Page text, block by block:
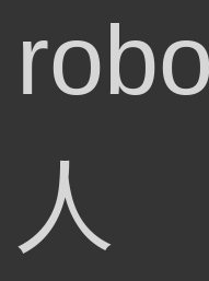
人